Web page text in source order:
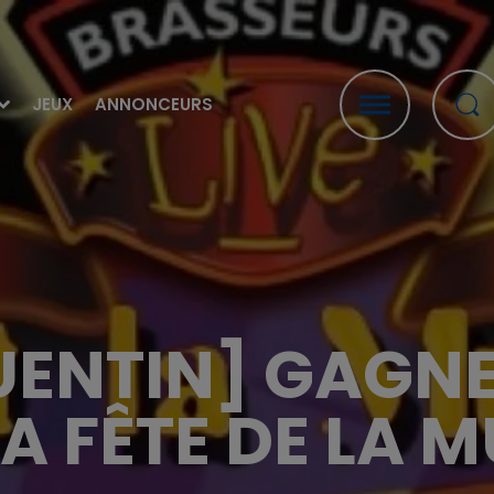
JEUX ANNONCEURS
FÊTE DE LA